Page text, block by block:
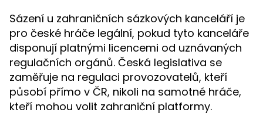
Sázení u zahraničních sázkových kanceláří je
pro české hráče legální, pokud tyto kanceláře
disponují platnými licencemi od uznávaných
regulačních orgánů. Česká legislativa se
zaměřuje na regulaci provozovatelů, kteří
působí přímo v ČR, nikoli na samotné hráče,
kteří mohou volit zahraniční platformy.